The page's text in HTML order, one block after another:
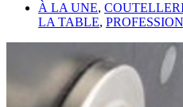
À LA UNE,
LA TABLE,